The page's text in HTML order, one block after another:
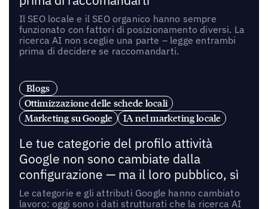
Il SEO locale e il SEO organico hanno sempre
funzionato con fattori di posizionamento diversi. La
ricerca AI non sceglie una parte – legge entrambi
prima di decidere se raccomandarti.
Blogs
Ottimizzazione delle schede locali
Marketing su Google
IA nel marketing locale
Le tue categorie del profilo attività
Google non sono cambiate dalla
configurazione — ma il loro pubblico, sì
Le categorie e gli attributi Google hanno cambiato
lavoro: oggi sono i dati strutturati che la ricerca AI